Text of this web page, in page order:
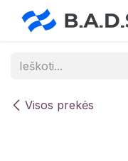
Skip to Content
Visos prekės